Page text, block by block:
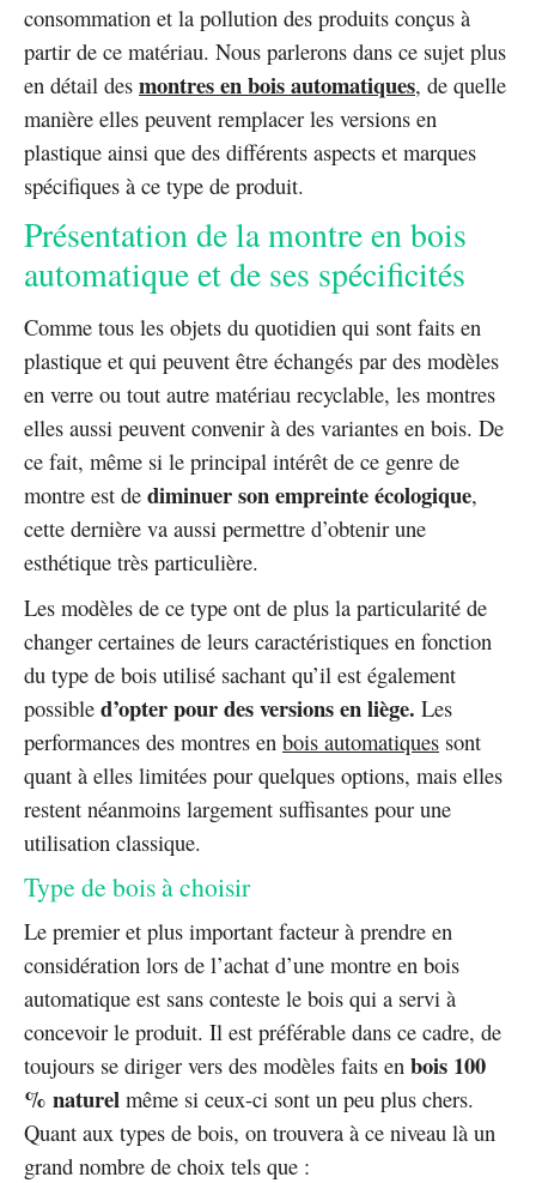
consommation et la pollution des produits conçus à
partir de ce matériau. Nous parlerons dans ce sujet plus
en détail des montres en bois automatiques, de quelle
manière elles peuvent remplacer les versions en
plastique ainsi que des différents aspects et marques
spécifiques à ce type de produit.
Présentation de la montre en bois
automatique et de ses spécificités
Comme tous les objets du quotidien qui sont faits en
plastique et qui peuvent être échangés par des modèles
en verre ou tout autre matériau recyclable, les montres
elles aussi peuvent convenir à des variantes en bois. De
ce fait, même si le principal intérêt de ce genre de
montre est de diminuer son empreinte écologique,
cette dernière va aussi permettre d’obtenir une
esthétique très particulière.
Les modèles de ce type ont de plus la particularité de
changer certaines de leurs caractéristiques en fonction
du type de bois utilisé sachant qu’il est également
possible d’opter pour des versions en liège. Les
performances des montres en bois automatiques sont
quant à elles limitées pour quelques options, mais elles
restent néanmoins largement suffisantes pour une
utilisation classique.
Type de bois à choisir
Le premier et plus important facteur à prendre en
considération lors de l’achat d’une montre en bois
automatique est sans conteste le bois qui a servi à
concevoir le produit. Il est préférable dans ce cadre, de
toujours se diriger vers des modèles faits en bois 100
% naturel même si ceux-ci sont un peu plus chers.
Quant aux types de bois, on trouvera à ce niveau là un
grand nombre de choix tels que :